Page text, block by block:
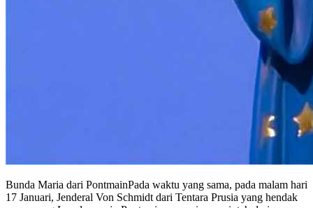
Bunda Maria dari PontmainPada waktu yang sama, pada malam hari
17 Januari, Jenderal Von Schmidt dari Tentara Prusia yang hendak